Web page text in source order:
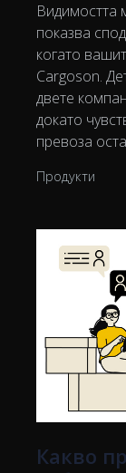
Видимостта
показва
когато
Cargoson.
двете
докато
превоза
Продукти
Какво